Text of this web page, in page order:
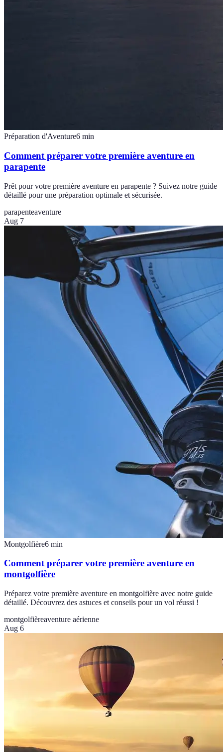
Préparation d'Aventure6 min
Comment préparer votre première aventure en
parapente
Prêt pour votre première aventure en parapente ? Suivez notre guide
détaillé pour une préparation optimale et sécurisée.
parapenteaventure
Aug 7
Montgolfière6 min
Comment préparer votre première aventure en
montgolfière
Préparez votre première aventure en montgolfière avec notre guide
détaillé. Découvrez des astuces et conseils pour un vol réussi !
montgolfièreaventure aérienne
Aug 6